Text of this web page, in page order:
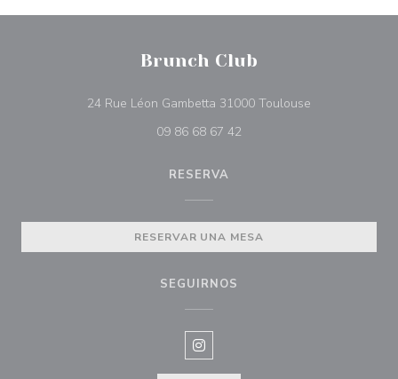
Brunch Club
24 Rue Léon Gambetta 31000 Toulouse
09 86 68 67 42
RESERVA
RESERVAR UNA MESA
SEGUIRNOS
Instagram ((abre en una nueva